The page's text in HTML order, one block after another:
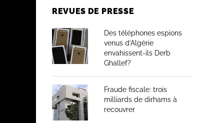
REVUES DE PRESSE
Des téléphones espions
venus d’Algérie
envahissent-ils Derb
Ghallef?
Fraude fiscale: trois
milliards de dirhams à
recouvrer